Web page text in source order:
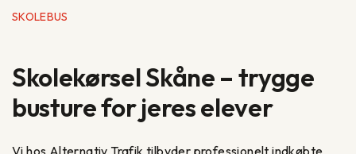
SKOLEBUS
Skolekørsel Skåne – trygge
busture for jeres elever